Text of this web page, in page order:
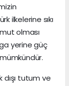
ilkelerine sıkı
olması
yerine güç
dışı tutum ve